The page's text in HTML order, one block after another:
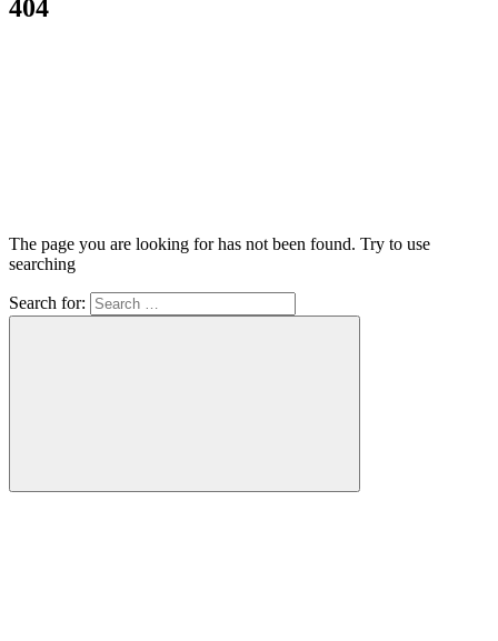
404
The page you are looking for has not been found. Try to use
searching
Search for: